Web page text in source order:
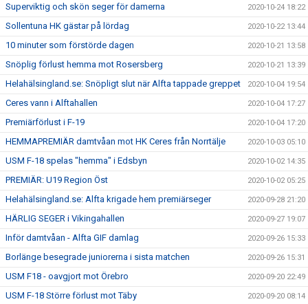
Superviktig och skön seger för damerna 2020-10-24 18:22
Sollentuna HK gästar på lördag 2020-10-22 13:44
10 minuter som förstörde dagen 2020-10-21 13:58
Snöplig förlust hemma mot Rosersberg 2020-10-21 13:39
Helahälsingland.se: Snöpligt slut när Alfta tappade greppet 2020-10-04 19:54
Ceres vann i Alftahallen 2020-10-04 17:27
Premiärförlust i F-19 2020-10-04 17:20
HEMMAPREMIÄR damtvåan mot HK Ceres från Norrtälje 2020-10-03 05:10
USM F-18 spelas "hemma" i Edsbyn 2020-10-02 14:35
PREMIÄR: U19 Region Öst 2020-10-02 05:25
Helahälsingland.se: Alfta krigade hem premiärseger 2020-09-28 21:20
HÄRLIG SEGER i Vikingahallen 2020-09-27 19:07
Inför damtvåan - Alfta GIF damlag 2020-09-26 15:33
Borlänge besegrade juniorerna i sista matchen 2020-09-26 15:31
USM F18 - oavgjort mot Örebro 2020-09-20 22:49
USM F-18 Större förlust mot Täby 2020-09-20 08:14